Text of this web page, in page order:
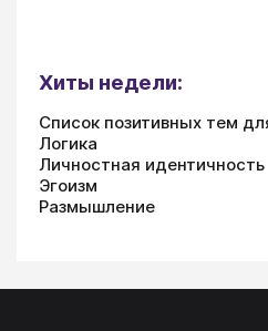
Хиты недели:
Список позитивных тем
Логика
Личностная идентичность
Эгоизм
Размышление